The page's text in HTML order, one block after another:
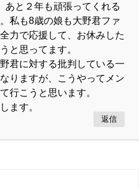
あと２年も頑張ってくれる
私も8歳の娘も大野君ファ
力で応援して、お休みした
と思ってます。
君に対する批判している一
りますが、こうやってメン
行こうと思います。
ます。
返信